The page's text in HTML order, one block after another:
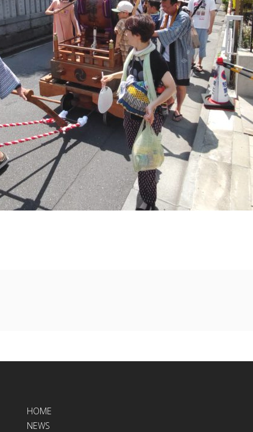
HOME
NEWS